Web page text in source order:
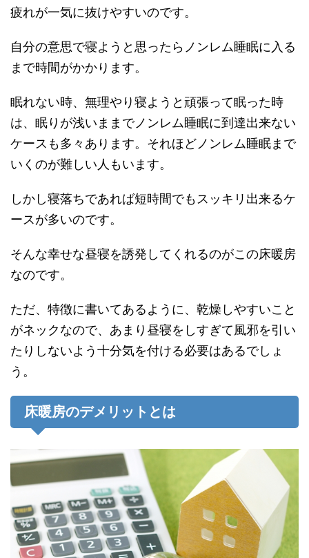
疲れが一気に抜けやすいのです。
自分の意思で寝ようと思ったらノンレム睡眠に入る
まで時間がかかります。
眠れない時、無理やり寝ようと頑張って眠った時
は、眠りが浅いままでノンレム睡眠に到達出来ない
ケースも多々あります。それほどノンレム睡眠まで
いくのが難しい人もいます。
しかし寝落ちであれば短時間でもスッキリ出来るケ
ースが多いのです。
そんな幸せな昼寝を誘発してくれるのがこの床暖房
なのです。
ただ、特徴に書いてあるように、乾燥しやすいこと
がネックなので、あまり昼寝をしすぎて風邪を引い
たりしないよう十分気を付ける必要はあるでしょ
う。
床暖房のデメリットとは